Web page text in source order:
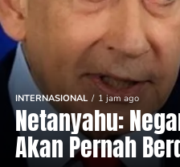
INTERNASIONAL 1 jam ago
Netanyahu:
Akan Pernah